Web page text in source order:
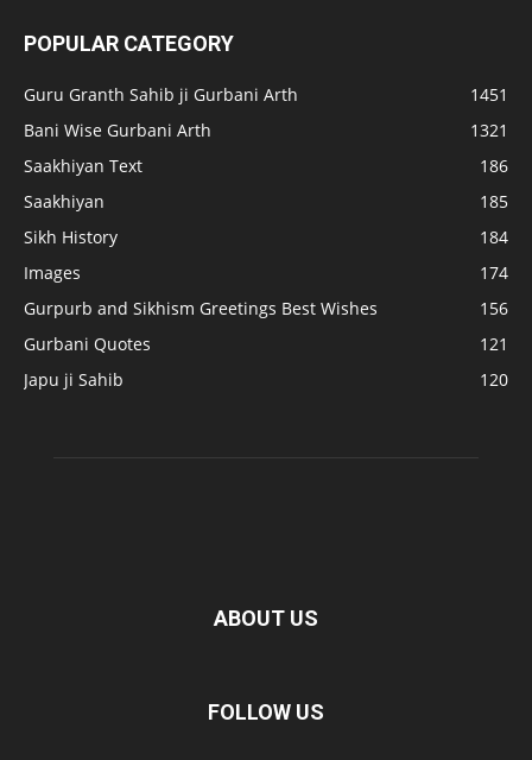
POPULAR CATEGORY
Guru Granth Sahib ji Gurbani Arth
1451
Bani Wise Gurbani Arth
1321
Saakhiyan Text
186
Saakhiyan
185
Sikh History
184
Images
174
Gurpurb and Sikhism Greetings Best Wishes
156
Gurbani Quotes
121
Japu ji Sahib
120
ABOUT US
FOLLOW US